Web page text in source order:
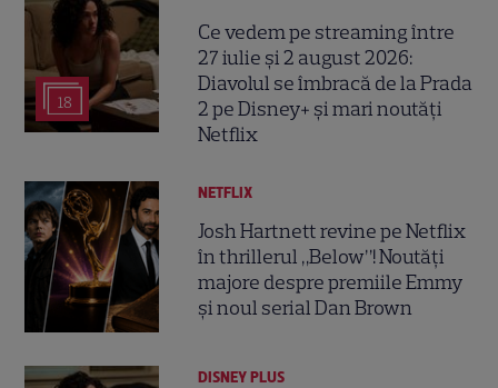
18
Ce vedem pe streaming între
27 iulie și 2 august 2026:
Diavolul se îmbracă de la Prada
2 pe Disney+ și mari noutăți
Netflix
NETFLIX
Josh Hartnett revine pe Netflix
în thrillerul „Below”! Noutăți
majore despre premiile Emmy
și noul serial Dan Brown
DISNEY PLUS